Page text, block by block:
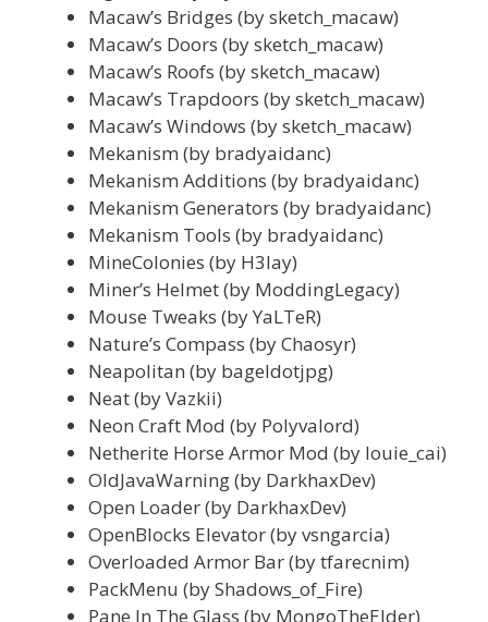
Macaw’s Bridges (by sketch_macaw)
Macaw’s Doors (by sketch_macaw)
Macaw’s Roofs (by sketch_macaw)
Macaw’s Trapdoors (by sketch_macaw)
Macaw’s Windows (by sketch_macaw)
Mekanism (by bradyaidanc)
Mekanism Additions (by bradyaidanc)
Mekanism Generators (by bradyaidanc)
Mekanism Tools (by bradyaidanc)
MineColonies (by H3lay)
Miner’s Helmet (by ModdingLegacy)
Mouse Tweaks (by YaLTeR)
Nature’s Compass (by Chaosyr)
Neapolitan (by bageldotjpg)
Neat (by Vazkii)
Neon Craft Mod (by Polyvalord)
Netherite Horse Armor Mod (by louie_cai)
OldJavaWarning (by DarkhaxDev)
Open Loader (by DarkhaxDev)
OpenBlocks Elevator (by vsngarcia)
Overloaded Armor Bar (by tfarecnim)
PackMenu (by Shadows_of_Fire)
Pane In The Glass (by MongoTheElder)